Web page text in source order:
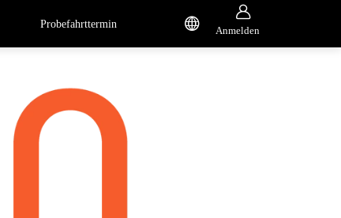
Probefahrttermin 

Anmelden